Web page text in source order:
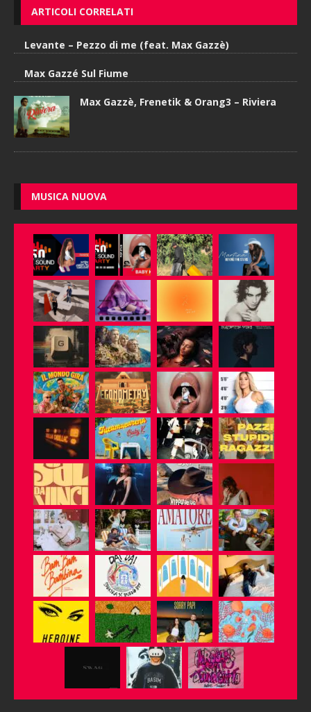
ARTICOLI CORRELATI
Levante – Pezzo di me (feat. Max Gazzè)
Max Gazzé Sul Fiume
Max Gazzè, Frenetik & Orang3 – Riviera
MUSICA NUOVA